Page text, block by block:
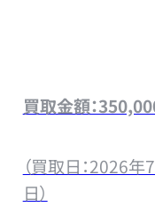
買取金額：
（買取日：2026
日）